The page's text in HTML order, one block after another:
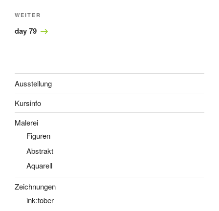
Nächster
Beitrag
WEITER
day 79
Ausstellung
Kursinfo
Malerei
Figuren
Abstrakt
Aquarell
Zeichnungen
ink:tober